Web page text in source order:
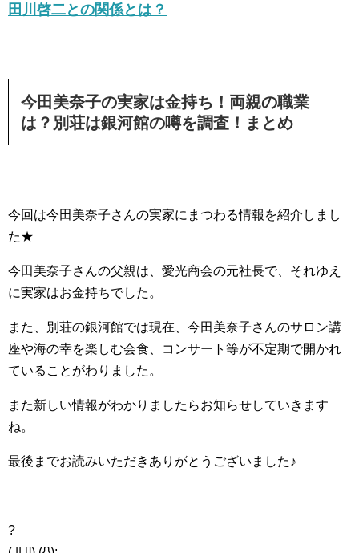
田川啓二との関係とは？
今田美奈子の実家は金持ち！両親の職業
は？別荘は銀河館の噂を調査！まとめ
今回は今田美奈子さんの実家にまつわる情報を紹介しまし
た★
今田美奈子さんの父親は、愛光商会の元社長で、それゆえ
に実家はお金持ちでした。
また、別荘の銀河館では現在、今田美奈子さんのサロン講
座や海の幸を楽しむ会食、コンサート等が不定期で開かれ
ていることがわりました。
また新しい情報がわかりましたらお知らせしていきます
ね。
最後までお読みいただきありがとうございました♪
?